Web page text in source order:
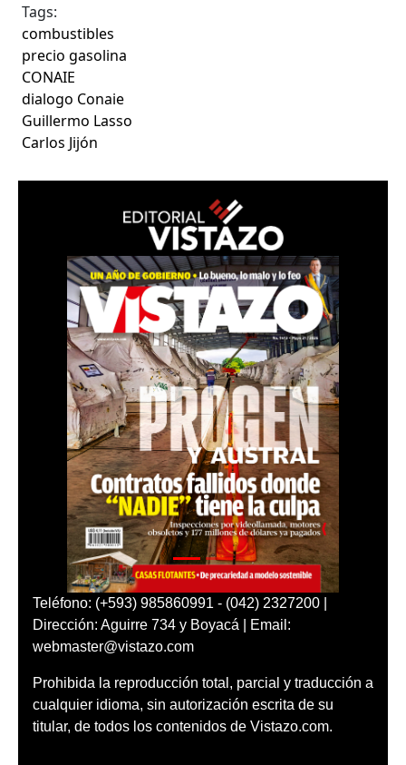
Tags:
combustibles
precio gasolina
CONAIE
dialogo Conaie
Guillermo Lasso
Carlos Jijón
Teléfono: (+593) 985860991 - (042) 2327200 |
Dirección: Aguirre 734 y Boyacá | Email:
webmaster@vistazo.com
Prohibida la reproducción total, parcial y traducción a
cualquier idioma, sin autorización escrita de su
titular, de todos los contenidos de Vistazo.com.